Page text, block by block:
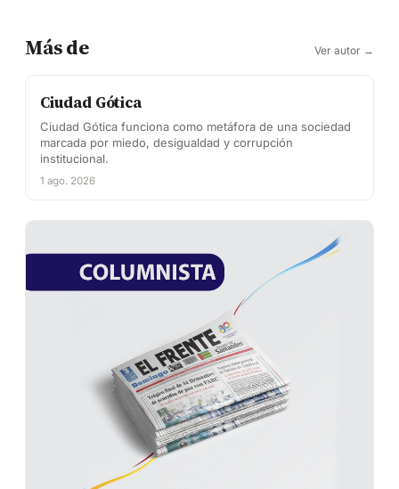
Más de Ver autor →
Ciudad Gótica
Ciudad Gótica funciona como metáfora de una sociedad
marcada por miedo, desigualdad y corrupción
institucional.
1 ago. 2026